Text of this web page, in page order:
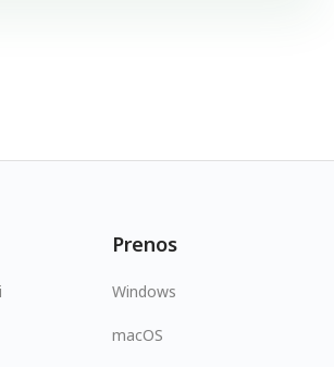
Prenos
Windows
macOS